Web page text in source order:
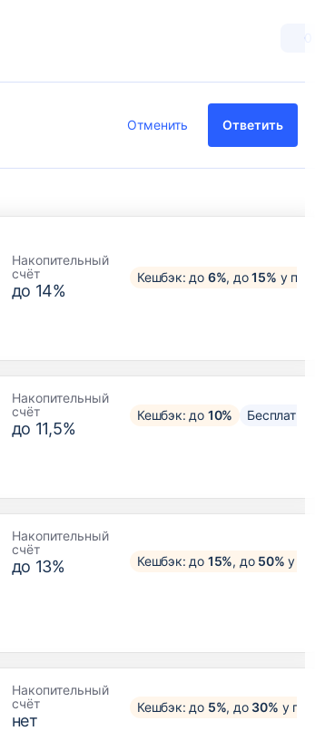
0
Отменить Ответить
Накопительный
счёт
до 14%
Кешбэк: до 6%, до15% у
Накопительный
счёт
до 11,5%
Кешбэк: до 10%
Накопительный
счёт
до 13% Кешбэк: до 15%, до 50% у
Накопительный
счёт
нет
Кешбэк: до 5%, до 30% у